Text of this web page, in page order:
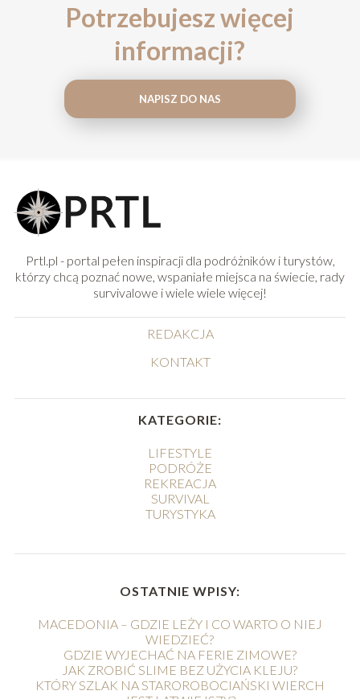
Potrzebujesz więcej
informacji?
NAPISZ DO NAS
Prtl.pl - portal pełen inspiracji dla podróżników i turystów,
którzy chcą poznać nowe, wspaniałe miejsca na świecie, rady
survivalowe i wiele wiele więcej!
REDAKCJA
KONTAKT
KATEGORIE:
LIFESTYLE
PODRÓŻE
REKREACJA
SURVIVAL
TURYSTYKA
OSTATNIE WPISY:
MACEDONIA – GDZIE LEŻY I CO WARTO O NIEJ
WIEDZIEĆ?
GDZIE WYJECHAĆ NA FERIE ZIMOWE?
JAK ZROBIĆ SLIME BEZ UŻYCIA KLEJU?
KTÓRY SZLAK NA STAROROBOCIAŃSKI WIERCH